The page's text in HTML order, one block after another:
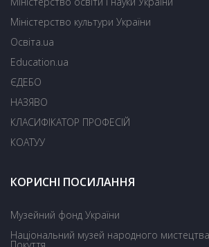
Міністерство культури України
Освіта.ua
Education.ua
ЄДЕБО
НАЗЯВО
КЛАСИФІКАТОР ПРОФЕСІЙ
КОАТУУ
КОРИСНІ ПОСИЛАННЯ
Музейний фонд України
Національний музей народного